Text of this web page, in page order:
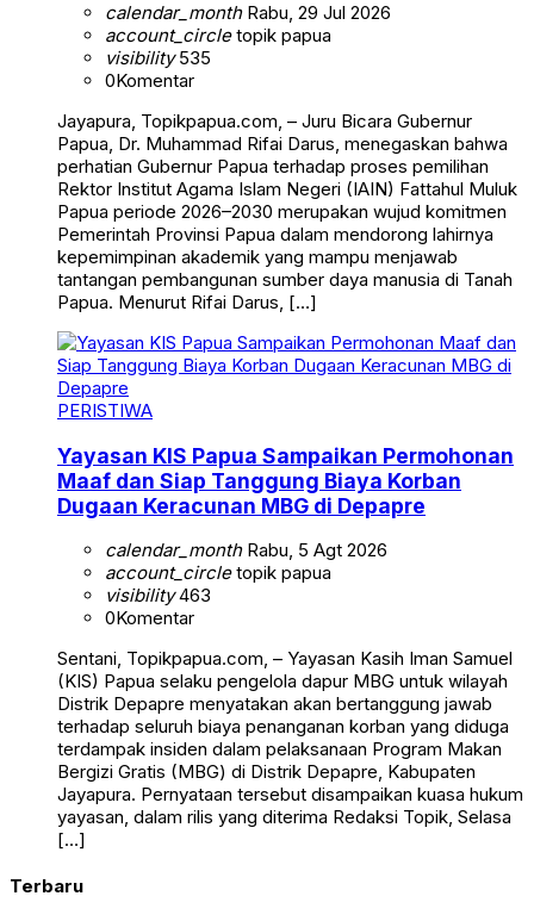
calendar_monthRabu, 29 Jul 2026
account_circletopik papua
visibility535
0Komentar
Jayapura, Topikpapua.com, – Juru Bicara Gubernur
Papua, Dr. Muhammad Rifai Darus, menegaskan bahwa
perhatian Gubernur Papua terhadap proses pemilihan
Rektor Institut Agama Islam Negeri (IAIN) Fattahul Muluk
Papua periode 2026–2030 merupakan wujud komitmen
Pemerintah Provinsi Papua dalam mendorong lahirnya
kepemimpinan akademik yang mampu menjawab
tantangan pembangunan sumber daya manusia di Tanah
Papua. Menurut Rifai Darus, […]
PERISTIWA
Yayasan KIS Papua Sampaikan Permohonan
Maaf dan Siap Tanggung Biaya Korban
Dugaan Keracunan MBG di Depapre
calendar_monthRabu, 5 Agt 2026
account_circletopik papua
visibility463
0Komentar
Sentani, Topikpapua.com, – Yayasan Kasih Iman Samuel
(KIS) Papua selaku pengelola dapur MBG untuk wilayah
Distrik Depapre menyatakan akan bertanggung jawab
terhadap seluruh biaya penanganan korban yang diduga
terdampak insiden dalam pelaksanaan Program Makan
Bergizi Gratis (MBG) di Distrik Depapre, Kabupaten
Jayapura. Pernyataan tersebut disampaikan kuasa hukum
yayasan, dalam rilis yang diterima Redaksi Topik, Selasa
[…]
Terbaru